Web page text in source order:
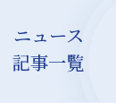
ニュース
記事一覧